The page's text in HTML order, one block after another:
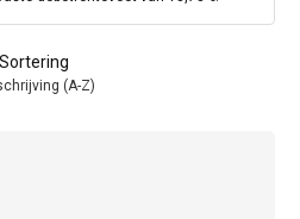
Sortering
(A-Z)